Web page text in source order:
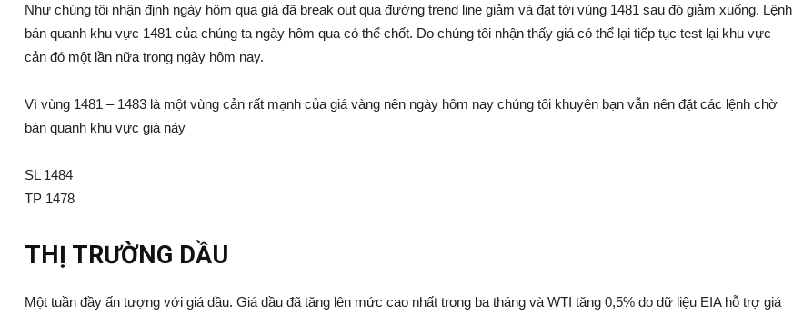
Như chúng tôi nhận định ngày hôm qua giá đã break out qua đường trend line giảm và đạt tới vùng 1481 sau đó giảm xuống. Lệnh
bán quanh khu vực 1481 của chúng ta ngày hôm qua có thể chốt. Do chúng tôi nhận thấy giá có thể lại tiếp tục test lại khu vực
cản đó một lần nữa trong ngày hôm nay.
Vì vùng 1481 – 1483 là một vùng cản rất mạnh của giá vàng nên ngày hôm nay chúng tôi khuyên bạn vẫn nên đặt các lệnh chờ
bán quanh khu vực giá này
SL 1484
TP 1478
THỊ TRƯỜNG DẦU
Một tuần đầy ấn tượng với giá dầu. Giá dầu đã tăng lên mức cao nhất trong ba tháng và WTI tăng 0,5% do dữ liệu EIA hỗ trợ giá